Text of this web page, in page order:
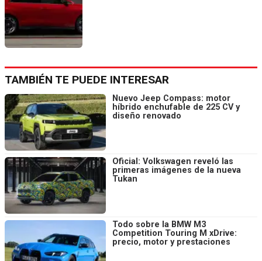
TAMBIÉN TE PUEDE INTERESAR
Nuevo Jeep Compass: motor
híbrido enchufable de 225 CV y
diseño renovado
Oficial: Volkswagen reveló las
primeras imágenes de la nueva
Tukan
Todo sobre la BMW M3
Competition Touring M xDrive:
precio, motor y prestaciones